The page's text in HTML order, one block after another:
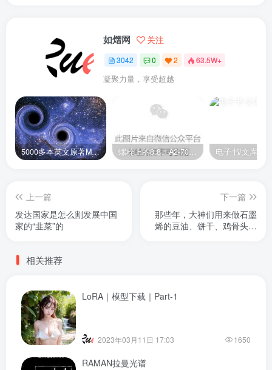
如熠网 关注
3042 0 2 63.5W+
凝聚力量，享受超越
5000多本英文原著MOBI+AZW3格式电子书百度云网盘打包下载 螺栓上的8.8、A2-70是什么意思？ 电子书/文库
上一篇
发达国家是怎么割发展中国
家的“韭菜”的
下一篇
那些年，大神们用来做石墨
烯的豆油、饼干、鸡骨头、
相关推荐
LoRA｜模型下载｜Part-1
2023年03月11日 17:03 1650
RAMAN拉曼光谱